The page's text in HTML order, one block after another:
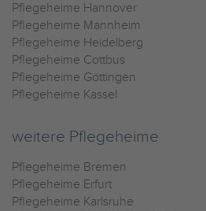
Pflegeheime Hannover
Pflegeheime Mannheim
Pflegeheime Heidelberg
Pflegeheime Cottbus
Pflegeheime Göttingen
Pflegeheime Kassel
weitere Pflegeheime
Pflegeheime Bremen
Pflegeheime Erfurt
Pflegeheime Karlsruhe